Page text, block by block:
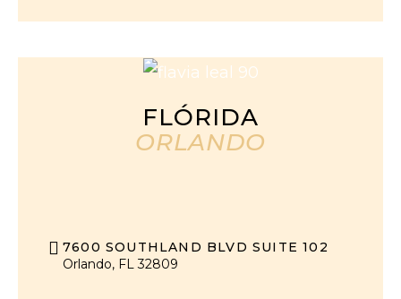
FLÓRIDA
ORLANDO
7600 SOUTHLAND BLVD SUITE 102
Orlando, FL 32809